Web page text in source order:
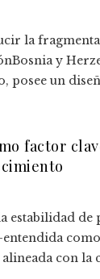
la
y
posee un
factor
estabilidad de
con la